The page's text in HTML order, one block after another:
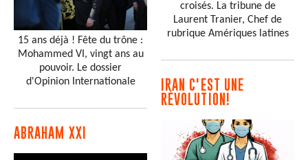
15 ans déjà ! Fête du trône :
Mohammed VI, vingt ans au
pouvoir. Le dossier
d'Opinion Internationale
ABRAHAM XXI
croisés. La tribune de
Laurent Tranier, Chef de
rubrique Amériques latines
IRAN C'EST UNE
RÉVOLUTION!